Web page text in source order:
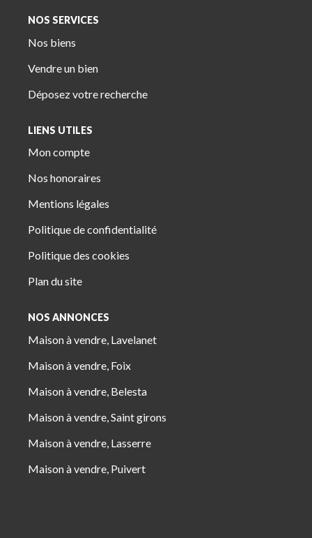
NOS SERVICES
Nos biens
Vendre un bien
Déposez votre recherche
LIENS UTILES
Mon compte
Nos honoraires
Mentions légales
Politique de confidentialité
Politique des cookies
Plan du site
NOS ANNONCES
Maison à vendre, Lavelanet
Maison à vendre, Foix
Maison à vendre, Belesta
Maison à vendre, Saint girons
Maison à vendre, Lasserre
Maison à vendre, Puivert